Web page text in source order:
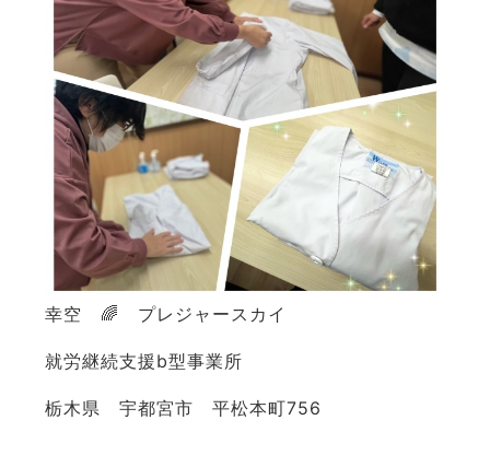
幸空 🌈 プレジャースカイ
就労継続支援b型事業所
栃木県 宇都宮市 平松本町756